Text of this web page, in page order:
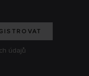
údajů